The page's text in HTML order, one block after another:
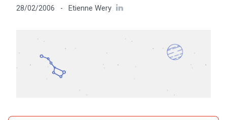
Rechercher
CONTACT
28/02/2006 - Etienne Wery